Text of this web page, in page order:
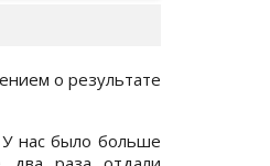
о результате
У нас было больше